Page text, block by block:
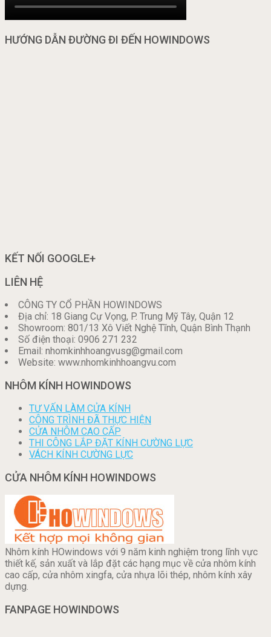
HƯỚNG DẪN ĐƯỜNG ĐI ĐẾN HOWINDOWS
KẾT NỐI GOOGLE+
LIÊN HỆ
CÔNG TY CỔ PHẦN HOWINDOWS
Địa chỉ: 18 Giang Cự Vọng, P. Trung Mỹ Tây, Quận 12
Showroom: 801/13 Xô Viết Nghệ Tĩnh, Quận Bình Thạnh
Số điện thoại: 0906 271 232
Email: nhomkinhhoangvusg@gmail.com
Website: www.nhomkinhhoangvu.com
NHÔM KÍNH HOWINDOWS
TƯ VẤN LÀM CỬA KÍNH
CÔNG TRÌNH ĐÃ THỰC HIỆN
CỬA NHÔM CAO CẤP
THI CÔNG LẮP ĐẶT KÍNH CƯỜNG LỰC
VÁCH KÍNH CƯỜNG LỰC
CỬA NHÔM KÍNH HOWINDOWS
Nhôm kính HOwindows với 9 năm kinh nghiệm trong lĩnh vực
thiết kế, sản xuất và lắp đặt các hạng mục về cửa nhôm kính
cao cấp, cửa nhôm xingfa, cửa nhựa lõi thép, nhôm kính xây
dựng.
FANPAGE HOWINDOWS